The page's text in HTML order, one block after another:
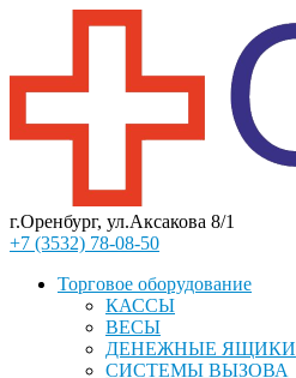
г.Оренбург, ул.Аксакова 8/1
+7 (3532) 78-08-50
Торговое оборудование
КАССЫ
ВЕСЫ
ДЕНЕЖНЫЕ ЯЩИКИ
СИСТЕМЫ ВЫЗОВА